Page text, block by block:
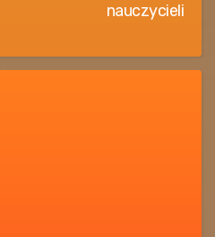
nauczycieli